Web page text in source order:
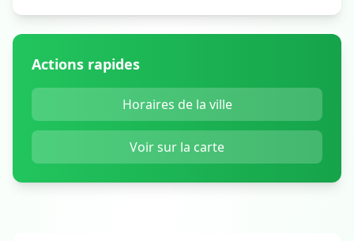
Actions rapides
Horaires de la ville
Voir sur la carte